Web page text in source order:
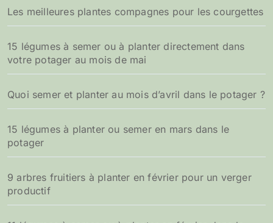
Les meilleures plantes compagnes pour les courgettes
15 légumes à semer ou à planter directement dans
votre potager au mois de mai
Quoi semer et planter au mois d’avril dans le potager ?
15 légumes à planter ou semer en mars dans le
potager
9 arbres fruitiers à planter en février pour un verger
productif